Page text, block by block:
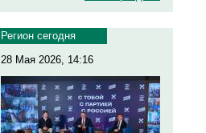
Регион сегодня
28 Мая 2026, 14:16